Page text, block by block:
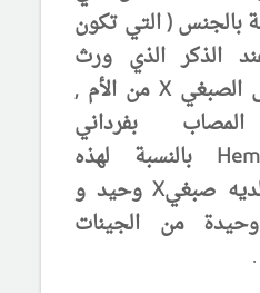
بالجنس( التي تكون
الذكر الذي ورث
الصبغيX من الأم ,
بفرداني
بالنسبة لهذه
صبغيX وحيد و
من الجينات
.